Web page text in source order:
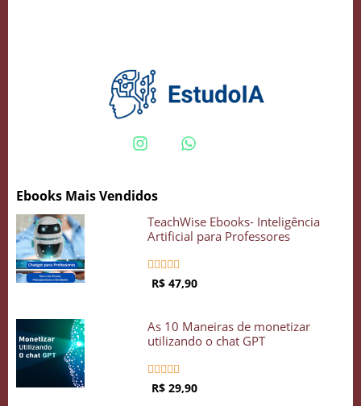
Ebooks Mais Vendidos
TeachWise Ebooks- Inteligência
Artificial para Professores
    
R$ 47,90
As 10 Maneiras de monetizar
utilizando o chat GPT
    
R$ 29,90
Vidgenie
COMECE GRÁTIS